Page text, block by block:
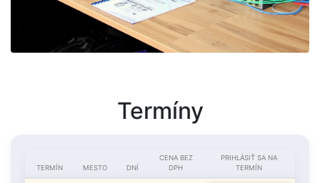
Termíny
TERMÍN MESTO DNÍ
CENA BEZ
DPH
PRIHLÁSIŤ SA NA
TERMÍN